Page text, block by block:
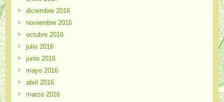
diciembre 2016
noviembre 2016
octubre 2016
julio 2016
junio 2016
mayo 2016
abril 2016
marzo 2016